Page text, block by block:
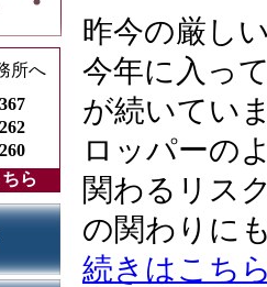
所へ
ら
昨今の厳し
今年に入っ
が続いてい
ロッパーの
関わるリス
の関わりに
続きはこち